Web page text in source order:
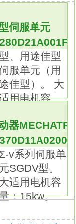
，
维护 SGDV-
。
比原产品减
用转矩、位
伺服电机。
端（带键槽
信指令型
伺服单元
、用途佳型
服单元（用
佳型）。 大
用电机容
器
Σ-v系列伺服单
元SGDV型。
大适用电机容
：15kw。